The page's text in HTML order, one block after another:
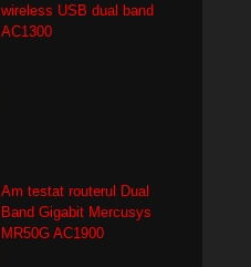
wireless USB dual band
AC1300
Am testat routerul Dual
Band Gigabit Mercusys
MR50G AC1900